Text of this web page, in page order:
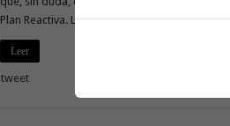
Plan Reactiva. La mayoría parlamentaria
Leer
tweet